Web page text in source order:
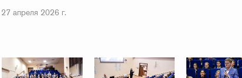
27 апреля 2026 г.